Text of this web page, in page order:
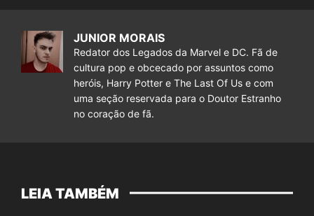
JUNIOR MORAIS
Redator dos Legados da Marvel e DC. Fã de
cultura pop e obcecado por assuntos como
heróis, Harry Potter e The Last Of Us e com
uma seção reservada para o Doutor Estranho
no coração de fã.
LEIA TAMBÉM